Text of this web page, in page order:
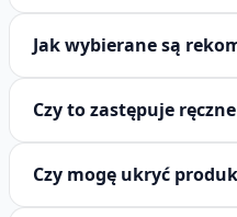
Jak wybierane są
Czy to zastępuje
Czy mogę ukryć